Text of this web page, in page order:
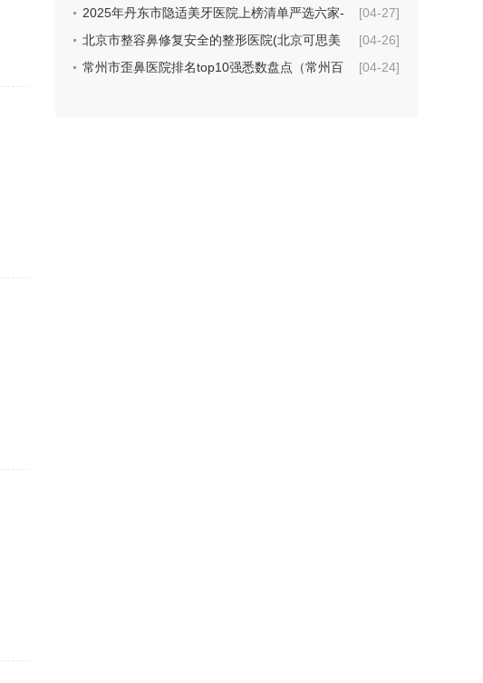
牙案例
[04-27]
2025年丹东市隐适美牙医院上榜清单严选六家-
丹东市隐适美牙口腔医院
[04-26]
北京市整容鼻修复安全的整形医院(北京可思美
医疗美容机构技术点评_附价格一览表)
[04-24]
常州市歪鼻医院排名top10强悉数盘点（常州百